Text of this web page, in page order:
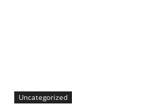
Uncategorized